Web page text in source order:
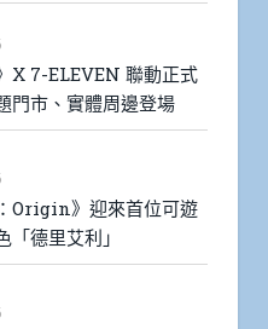
X 7-ELEVEN 聯動正式
門市、實體周邊登場
Origin》迎來首位可遊
「德里艾利」